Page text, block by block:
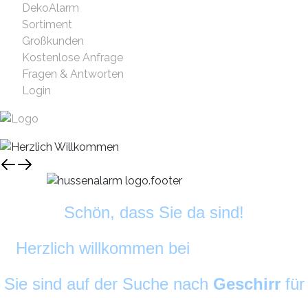
DekoAlarm
Sortiment
Großkunden
Kostenlose Anfrage
Fragen & Antworten
Login
Schön, dass Sie da sind!
Herzlich willkommen bei
Sie sind auf der Suche nach Geschirr für